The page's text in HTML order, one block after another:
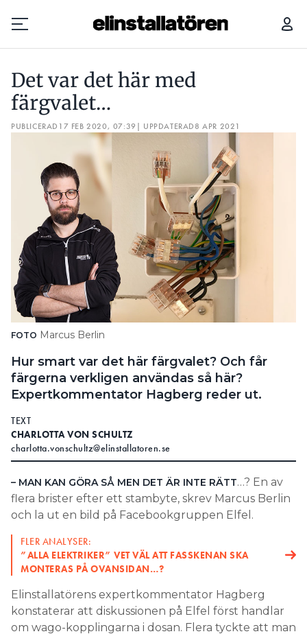
Prenumerera
Hantera prenumeration
Lediga jobb
Annonsera
Läs E-tidningen
Om tidningen
Kontakt
Personuppgifter
Search for:
SEARCH
Det var det här med
färgvalet…
PUBLICERAD 17 FEB 2020, 07:39 | UPPDATERAD8 APR 2021
FOTO Marcus Berlin
Hur smart var det här färgvalet? Och får
färgerna verkligen användas så här?
Expertkommentator Hagberg reder ut.
TEXT
CHARLOTTA VON SCHULTZ
charlotta.vonschultz@elinstallatoren.se
– MAN KAN GÖRA SÅ MEN DET ÄR INTE RÄTT…? En av
flera brister efter ett stambyte, skrev Marcus Berlin
och la ut en bild på Facebookgruppen Elfel.
FLER ANALYSER:
”ALLA ELEKTRIKER” VET VÄL ATT FASSKENAN SKA
MONTERAS PÅ OVANSIDAN…?
Elinstallatörens expertkommentator Hagberg
konstaterar att diskussionen på Elfel först handlar
om wago-kopplingarna i dosan. Flera tyckte att man
DET VAR DET HÄR MED FÄRGVALET…